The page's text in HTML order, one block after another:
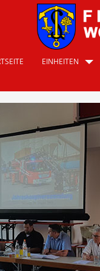
EINHEITEN